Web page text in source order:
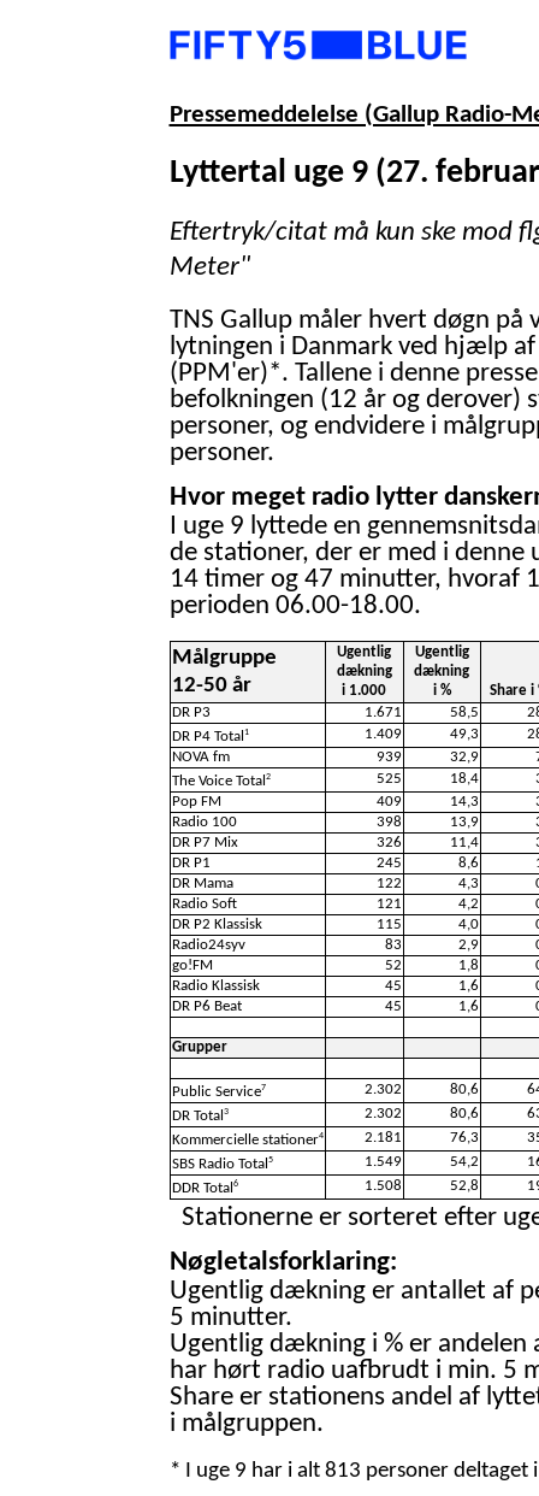
Pressemeddelelse (Gallup Radio-
Lyttertal uge 9 (27.
Eftertryk/citat må kun ske mod
Meter"
TNS Gallup måler hvert døgn på
lytningen i Danmark ved hjælp
(PPM'er)*. Tallene i denne
befolkningen (12 år og derover)
personer, og endvidere i
personer.
Hvor meget radio lytter
I uge 9 lyttede en
de stationer, der er med i denne
14 timer og 47 minutter, hvoraf
perioden 06.00-18.00.
Målgruppe
12-50 år
Ugentlig
dækning
i 1.000
Ugentlig
dækning
i %
Share i
DR P3
1.671 58,5
DR P4 Total 1 1.409 49,3
NOVA fm
939 32,9
The Voice Total 2 525 18,4
Pop FM
409 14,3
Radio 100
398 13,9
DR P7 Mix
326 11,4
DR P1
245 8,6
DR Mama
122 4,3
Radio Soft
121 4,2
DR P2 Klassisk
115 4,0
Radio24syv
83 2,9
go!FM
52 1,8
Radio Klassisk
45 1,6
DR P6 Beat
45 1,6
Grupper
Public Service7 2.302 80,6
DR Total 3 2.302 80,6
Kommercielle stationer4 2.181 76,3
SBS Radio Total 5 1.549 54,2
DDR Total 6 1.508 52,8
Stationerne er sorteret efter
Nøgletalsforklaring:
Ugentlig dækning er antallet af
5 minutter.
Ugentlig dækning i % er
har hørt radio uafbrudt i min. 5
Share er stationens andel af
i målgruppen.
* I uge 9 har i alt 813 personer deltaget